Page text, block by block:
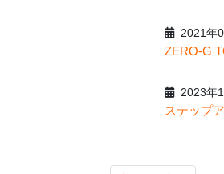
2021年
ZERO-G
2023年
ステップ